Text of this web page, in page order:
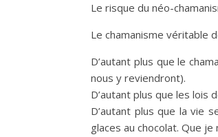
Le risque du néo-
Le chamanisme véritable
D’autant plus que le
nous y reviendront).
D’autant plus que les lois
D’autant plus que la vie
glaces au chocolat. Que je